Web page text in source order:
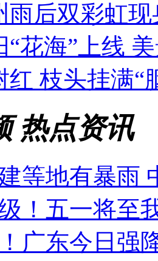
雨后双彩虹现
“花海”上线
红 枝头挂满“
热点资讯
等地有暴雨
！五一将至
广东今日强